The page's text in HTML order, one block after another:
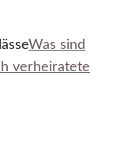
Was sind
verheiratete